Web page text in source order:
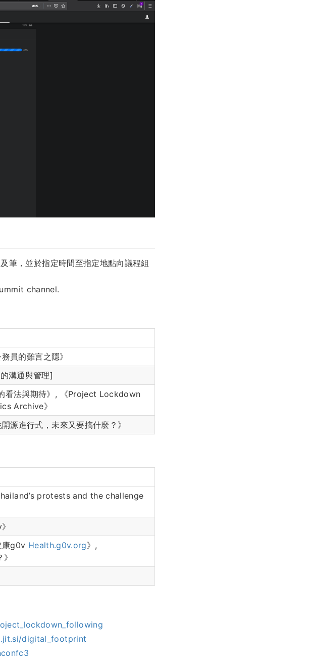
筆，並於指定時間至指定地點向議程組
channel.
員的難言之隱》
溝通與管理]
看法與期待》, 《Project Lockdown
Archive》
源進行式，未來又要搞什麼？》
protests and the challenge
康g0v Health.g0v.org》,
digital_footprint